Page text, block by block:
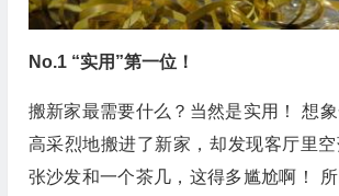
No.1 “实用”第一位！
搬新家最需要什么？当然是实用！ 想
高采烈地搬进了新家，却发现客厅里
张沙发和一个茶几，这得多尴尬啊！